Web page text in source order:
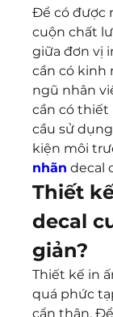
Để có được
cuộn chất
giữa đơn vị
cần có kinh
ngũ nhân
cần có thiết
cầu sử
kiện môi
nhãn decal
Thiết
decal
giản?
Thiết kế in
quá phức
cẩn thận.